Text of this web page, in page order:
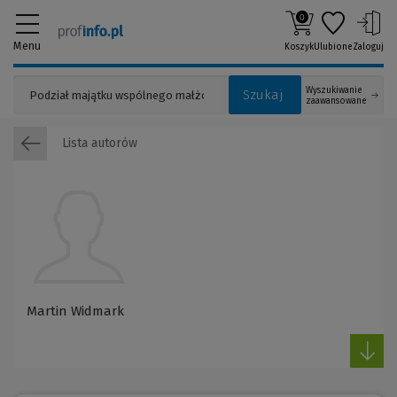
Menu
Szukaj
Wyszukiwanie
zaawansowane
0
KoszykUlubioneZaloguj
Martin Widmark
Lista autorów